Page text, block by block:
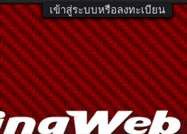
เข้าสู่ระบบหรือลงทะเบียน